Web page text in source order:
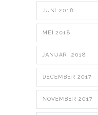
JUNI 2018
MEI 2018
JANUARI 2018
DECEMBER 2017
NOVEMBER 2017